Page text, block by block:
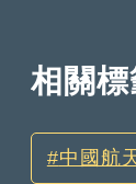
相關標
中國航